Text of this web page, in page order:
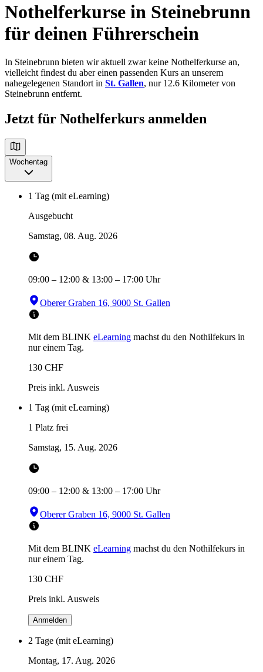
Nothelferkurse in Steinebrunn
für deinen Führerschein
In Steinebrunn bieten wir aktuell zwar keine Nothelferkurse an,
vielleicht findest du aber einen passenden Kurs an unserem
nahegelegenen Standort in St. Gallen, nur 12.6 Kilometer von
Steinebrunn entfernt.
Jetzt für Nothelferkurs anmelden
Wochentag
1 Tag (mit eLearning)
Ausgebucht
Samstag, 08. Aug. 2026
09:00 – 12:00 & 13:00 – 17:00 Uhr
Oberer Graben 16, 9000 St. Gallen
Mit dem BLINK eLearning machst du den Nothilfekurs in
nur einem Tag.
130 CHF
Preis inkl. Ausweis
1 Tag (mit eLearning)
1 Platz frei
Samstag, 15. Aug. 2026
09:00 – 12:00 & 13:00 – 17:00 Uhr
Oberer Graben 16, 9000 St. Gallen
Mit dem BLINK eLearning machst du den Nothilfekurs in
nur einem Tag.
130 CHF
Preis inkl. Ausweis
Anmelden
2 Tage (mit eLearning)
Montag, 17. Aug. 2026